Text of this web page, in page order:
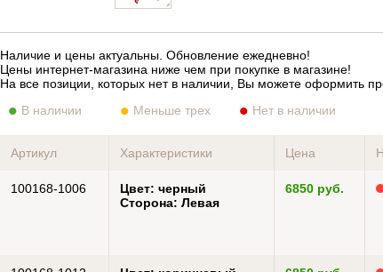
Наличие и цены актуальны. Обновление ежедневно!
Цены интернет-магазина ниже чем при покупке в магазине!
На все позиции, которых нет в наличии, Вы можете оформить
В наличии
Меньше трех Нет в наличии
Артикул Характеристики Цена
100168-1006
Цвет: черный
Сторона: Левая
6850 руб.